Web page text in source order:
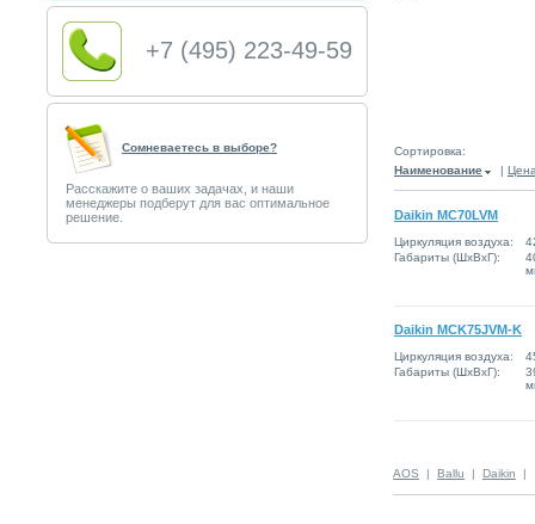
+7 (495) 223-49-59
Сомневаетесь в выборе?
Расскажите о ваших задачах, и наши
менеджеры подберут для вас оптимальное
решение.
Сортировка:
Наименование
|
Daikin MC70LVM
Циркуляция воздуха:
Габариты (ШxВxГ):
Daikin MCK75JVM-K
Циркуляция воздуха:
Габариты (ШxВxГ):
AOS | Ballu | Daikin |